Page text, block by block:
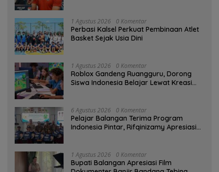
1 Agustus 2026 0 Komentar
Perbasi Kalsel Perkuat Pembinaan Atlet
Basket Sejak Usia Dini
1 Agustus 2026 0 Komentar
Roblox Gandeng Ruangguru, Dorong
Siswa Indonesia Belajar Lewat Kreasi
6 Agustus 2026 0 Komentar
Pelajar Balangan Terima Program
Indonesia Pintar, Rifqinizamy Apresiasi
1 Agustus 2026 0 Komentar
Bupati Balangan Apresiasi Film